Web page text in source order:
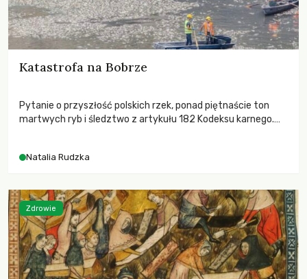
Katastrofa na Bobrze
Pytanie o przyszłość polskich rzek, ponad piętnaście ton
martwych ryb i śledztwo z artykułu 182 Kodeksu karnego.
zdarzeń prowadzących do biologicznej śmierci rzeki.
Natalia Rudzka
Zdrowie